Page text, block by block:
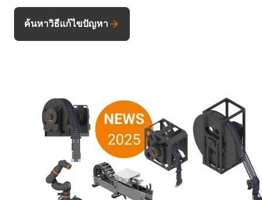
ค้นหาวิธีแก้ไขปัญหา